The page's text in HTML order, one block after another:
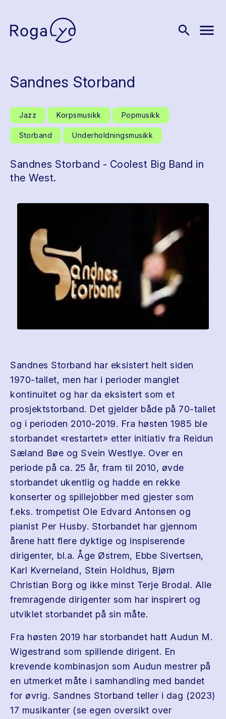
search menu
Sandnes Storband
Jazz Korpsmusikk Popmusikk
Storband Underholdningsmusikk
Sandnes Storband - Coolest Big Band in
the West.
Sandnes Storband har eksistert helt siden
1970-tallet, men har i perioder manglet
kontinuitet og har da eksistert som et
prosjektstorband. Det gjelder både på 70-tallet
og i perioden 2010-2019. Fra høsten 1985 ble
storbandet «restartet» etter initiativ fra Reidun
Sæland Bøe og Svein Westlye. Over en
periode på ca. 25 år, fram til 2010, øvde
storbandet ukentlig og hadde en rekke
konserter og spillejobber med gjester som
f.eks. trompetist Ole Edvard Antonsen og
pianist Per Husby. Storbandet har gjennom
årene hatt flere dyktige og inspiserende
dirigenter, bl.a. Åge Østrem, Ebbe Sivertsen,
Karl Kverneland, Stein Holdhus, Bjørn
Christian Borg og ikke minst Terje Brodal. Alle
fremragende dirigenter som har inspirert og
utviklet storbandet på sin måte.
Fra høsten 2019 har storbandet hatt Audun M.
Wigestrand som spillende dirigent. En
krevende kombinasjon som Audun mestrer på
en utmerket måte i samhandling med bandet
for øvrig. Sandnes Storband teller i dag (2023)
17 musikanter (se egen oversikt over